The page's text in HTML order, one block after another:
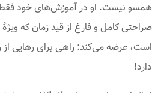
همسو نیست. او در آموزش‌های خود فقط
صراحتی کامل و فارغ از قید زمان که
است، عرضه می‌کند: راهی برای رهایی
دارد!